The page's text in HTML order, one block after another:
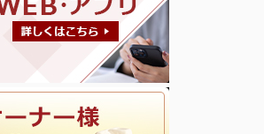
こんにちは！「最近、少し長い距離を
歩くのが大変になってきたな」「買い
物の荷物を持って歩くのが億劫だな」
と感じることはありませんか？そんな
方におすすめしたいのが、日常の気軽
なお出かけをサポートする電動車...